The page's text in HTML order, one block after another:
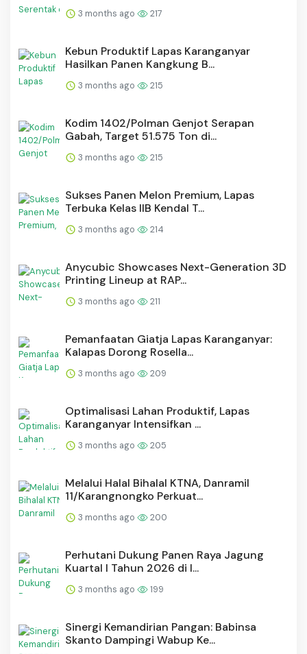
3 months ago 217
⁠Kebun Produktif Lapas Karanganyar
Hasilkan Panen Kangkung B...
3 months ago 215
Kodim 1402/Polman Genjot Serapan
Gabah, Target 51.575 Ton di...
3 months ago 215
Sukses Panen Melon Premium, Lapas
Terbuka Kelas IIB Kendal T...
3 months ago 214
Anycubic Showcases Next-Generation 3D
Printing Lineup at RAP...
3 months ago 211
Pemanfaatan Giatja Lapas Karanganyar:
Kalapas Dorong Rosella...
3 months ago 209
Optimalisasi Lahan Produktif, Lapas
Karanganyar Intensifkan ...
3 months ago 205
Melalui Halal Bihalal KTNA, Danramil
11/Karangnongko Perkuat...
3 months ago 200
Perhutani Dukung Panen Raya Jagung
Kuartal I Tahun 2026 di I...
3 months ago 199
Sinergi Kemandirian Pangan: Babinsa
Skanto Dampingi Wabup Ke...